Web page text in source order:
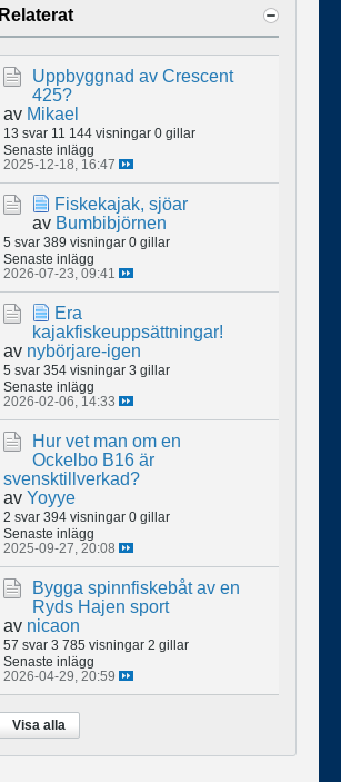
Relaterat
Uppbyggnad av Crescent
425?
av Mikael
13 svar 11 144 visningar 0 gillar
Senaste inlägg
2025-12-18, 16:47
Fiskekajak, sjöar
av Bumbibjörnen
5 svar 389 visningar 0 gillar
Senaste inlägg
2026-07-23, 09:41
Era
kajakfiskeuppsättningar!
av nybörjare-igen
5 svar 354 visningar 3 gillar
Senaste inlägg
2026-02-06, 14:33
Hur vet man om en
Ockelbo B16 är
svensktillverkad?
av Yoyye
2 svar 394 visningar 0 gillar
Senaste inlägg
2025-09-27, 20:08
Bygga spinnfiskebåt av en
Ryds Hajen sport
av nicaon
57 svar 3 785 visningar 2 gillar
Senaste inlägg
2026-04-29, 20:59
Visa alla